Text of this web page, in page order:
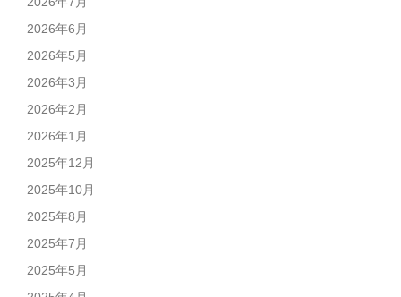
2026年6月
2026年5月
2026年3月
2026年2月
2026年1月
2025年12月
2025年10月
2025年8月
2025年7月
2025年5月